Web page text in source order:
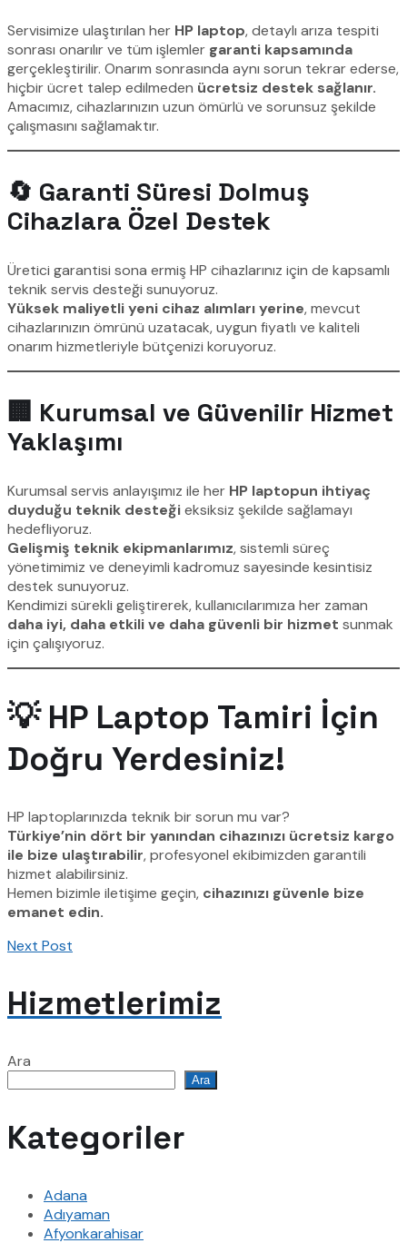
Servisimize ulaştırılan her HP laptop, detaylı arıza tespiti
sonrası onarılır ve tüm işlemler garanti kapsamında
gerçekleştirilir. Onarım sonrasında aynı sorun tekrar ederse,
hiçbir ücret talep edilmeden ücretsiz destek sağlanır.
Amacımız, cihazlarınızın uzun ömürlü ve sorunsuz şekilde
çalışmasını sağlamaktır.
🔄 Garanti Süresi Dolmuş
Cihazlara Özel Destek
Üretici garantisi sona ermiş HP cihazlarınız için de kapsamlı
teknik servis desteği sunuyoruz.
Yüksek maliyetli yeni cihaz alımları yerine, mevcut
cihazlarınızın ömrünü uzatacak, uygun fiyatlı ve kaliteli
onarım hizmetleriyle bütçenizi koruyoruz.
🏢 Kurumsal ve Güvenilir Hizmet
Yaklaşımı
Kurumsal servis anlayışımız ile her HP laptopun ihtiyaç
duyduğu teknik desteğieksiksiz şekilde sağlamayı
hedefliyoruz.
Gelişmiş teknik ekipmanlarımız, sistemli süreç
yönetimimiz ve deneyimli kadromuz sayesinde kesintisiz
destek sunuyoruz.
Kendimizi sürekli geliştirerek, kullanıcılarımıza her zaman
daha iyi, daha etkili ve daha güvenli bir hizmet sunmak
için çalışıyoruz.
💡 HP Laptop Tamiri İçin
Doğru Yerdesiniz!
HP laptoplarınızda teknik bir sorun mu var?
Türkiye’nin dört bir yanından cihazınızı ücretsiz kargo
ile bize ulaştırabilir, profesyonel ekibimizden garantili
hizmet alabilirsiniz.
Hemen bizimle iletişime geçin, cihazınızı güvenle bize
emanet edin.
Next Post
Hizmetlerimiz
Ara
Ara
Kategoriler
Adana
Adıyaman
Afyonkarahisar